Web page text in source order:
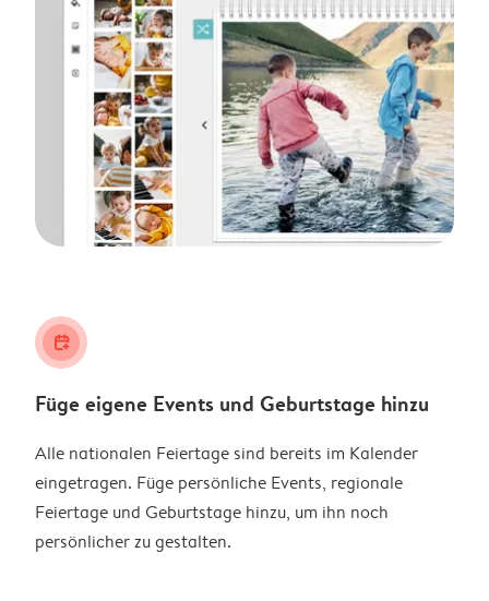
calendar_plus
Füge eigene Events und Geburtstage hinzu
Alle nationalen Feiertage sind bereits im Kalender
eingetragen. Füge persönliche Events, regionale
Feiertage und Geburtstage hinzu, um ihn noch
persönlicher zu gestalten.